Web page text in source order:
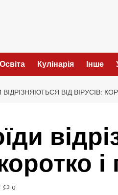
Освіта Кулінарія Інше
ВІДРІЗНЯЮТЬСЯ ВІД ВІРУСІВ:
і
0